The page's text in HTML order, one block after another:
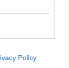
Policy
segrete
in